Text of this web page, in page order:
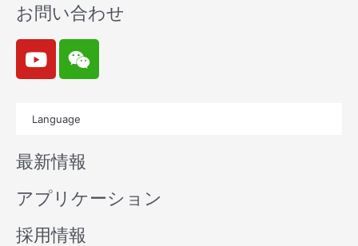
お問い合わせ
Y
o
u
b
e
W
e
i
n
Language
最新情報
アプリケーション
採用情報